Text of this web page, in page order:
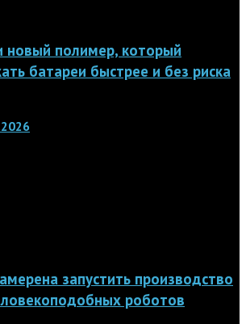
новый полимер, который
батареи быстрее и без риска
запустить производство
роботов